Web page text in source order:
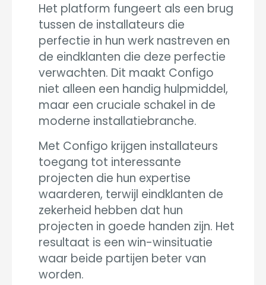
Het platform fungeert als een brug
tussen de installateurs die
perfectie in hun werk nastreven en
de eindklanten die deze perfectie
verwachten. Dit maakt Configo
niet alleen een handig hulpmiddel,
maar een cruciale schakel in de
moderne installatiebranche.
Met Configo krijgen installateurs
toegang tot interessante
projecten die hun expertise
waarderen, terwijl eindklanten de
zekerheid hebben dat hun
projecten in goede handen zijn. Het
resultaat is een win-winsituatie
waar beide partijen beter van
worden.